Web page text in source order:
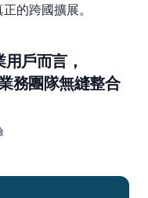
的跨國擴展。
戶而言，
務團隊無縫整合